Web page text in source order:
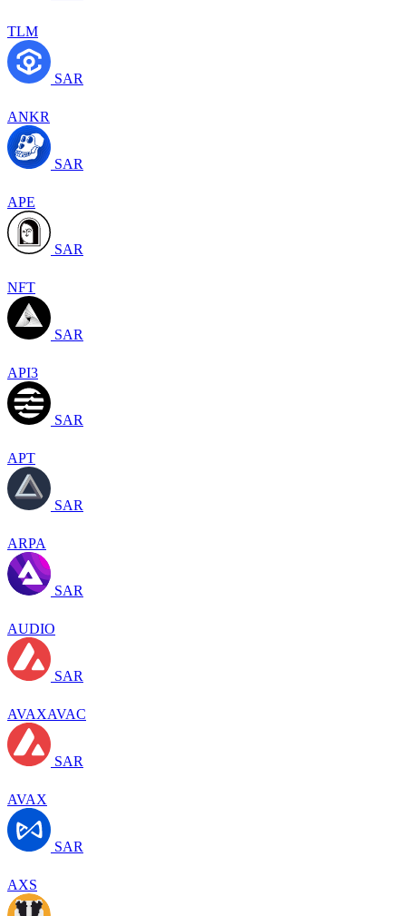
TLM
SAR
ANKR
SAR
APE
SAR
NFT
SAR
API3
SAR
APT
SAR
ARPA
SAR
AUDIO
SAR
AVAXAVAC
SAR
AVAX
SAR
AXS